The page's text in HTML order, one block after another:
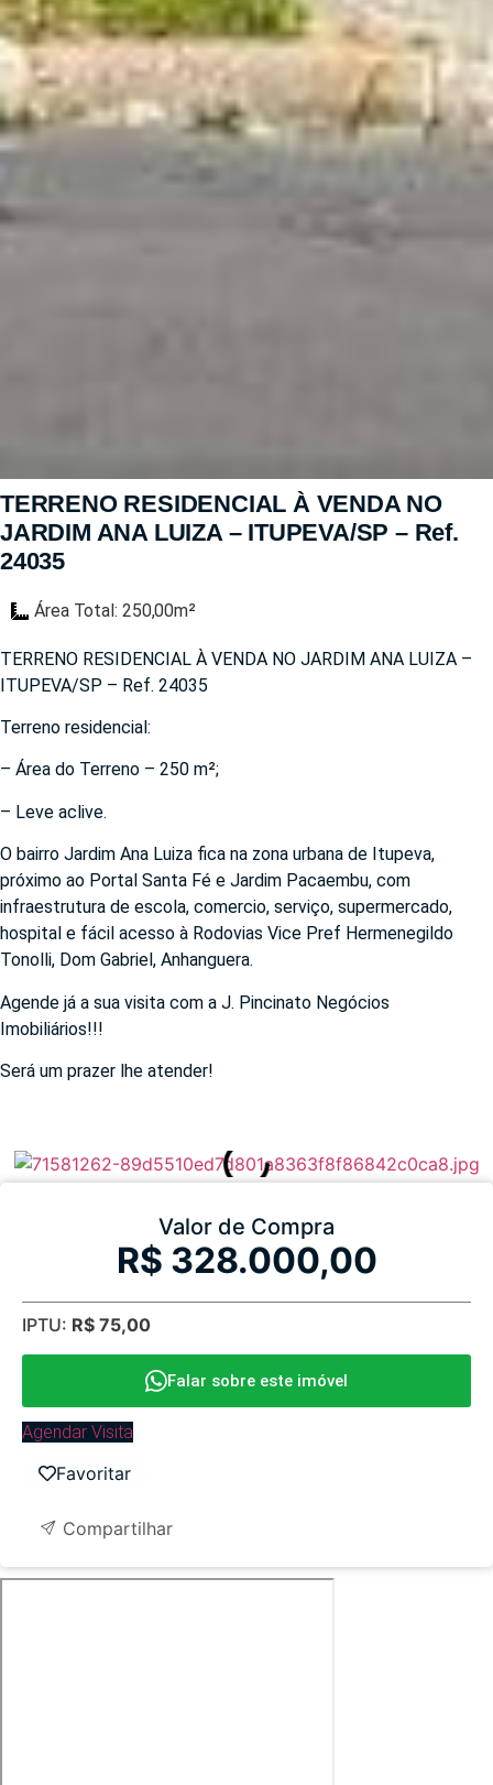
TERRENO RESIDENCIAL À VENDA NO
JARDIM ANA LUIZA – ITUPEVA/SP – Ref.
24035
Área Total: 250,00m²
TERRENO RESIDENCIAL À VENDA NO JARDIM ANA LUIZA –
ITUPEVA/SP – Ref. 24035
Terreno residencial:
– Área do Terreno – 250 m²;
– Leve aclive.
O bairro Jardim Ana Luiza fica na zona urbana de Itupeva,
próximo ao Portal Santa Fé e Jardim Pacaembu, com
infraestrutura de escola, comercio, serviço, supermercado,
hospital e fácil acesso à Rodovias Vice Pref Hermenegildo
Tonolli, Dom Gabriel, Anhanguera.
Agende já a sua visita com a J. Pincinato Negócios
Imobiliários!!!
Será um prazer lhe atender!
Valor de Compra
R$ 328.000,00
IPTU: R$ 75,00
Falar sobre este imóvel
Agendar Visita
Favoritar
Compartilhar